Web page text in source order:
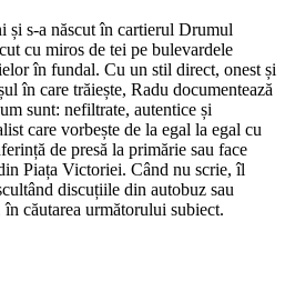
și s-a născut în cartierul Drumul
cu miros de tei pe bulevardele
în fundal. Cu un stil direct, onest și
în care trăiește, Radu documentează
sunt: nefiltrate, autentice și
care vorbește de la egal la egal cu
de presă la primărie sau face
Piața Victoriei. Când nu scrie, îl
discuțiile din autobuz sau
căutarea următorului subiect.